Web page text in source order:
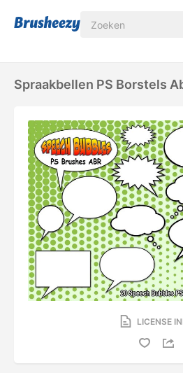
Spraakbellen PS Borstels
LICENSE